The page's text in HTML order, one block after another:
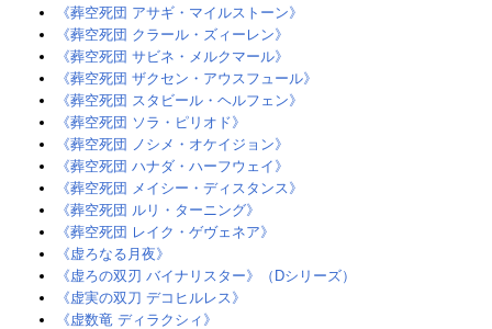
《葬空死団 アサギ・マイルストーン》‎
《葬空死団 クラール・ズィーレン》
《葬空死団 サビネ・メルクマール》
《葬空死団 ザクセン・アウスフュール》‎
《葬空死団 スタビール・ヘルフェン》
《葬空死団 ソラ・ピリオド》‎
《葬空死団 ノシメ・オケイジョン》
《葬空死団 ハナダ・ハーフウェイ》‎
《葬空死団 メイシー・ディスタンス》
《葬空死団 ルリ・ターニング》‎
《葬空死団 レイク・ゲヴェネア》‎
《虚ろなる月夜》
《虚ろの双刃 バイナリスター》（Dシリーズ）
《虚実の双刀 デコヒルレス》
《虚数竜 ディラクシィ》